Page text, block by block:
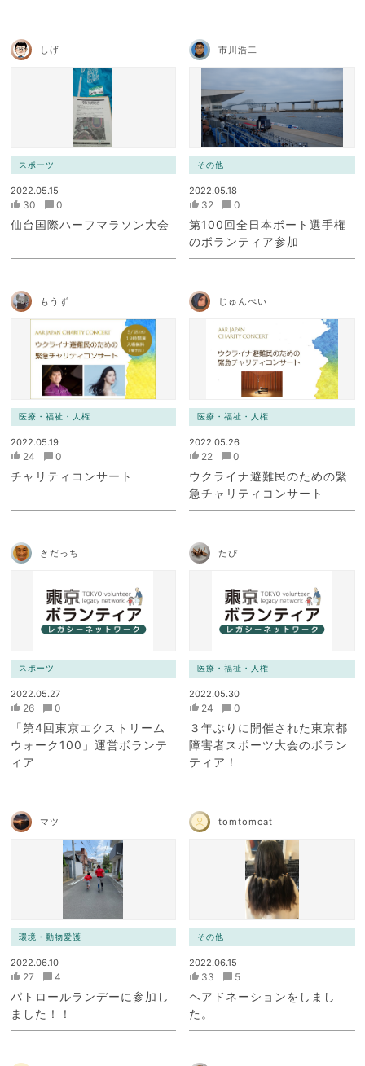
しげ
スポーツ
2022.05.15
30 0
仙台国際ハーフマラソン大会
市川浩二
その他
2022.05.18
32 0
第100回全日本ボート選手権
のボランティア参加
もうず
医療・福祉・人権
2022.05.19
24 0
チャリティコンサート
じゅんぺい
医療・福祉・人権
2022.05.26
22 0
ウクライナ避難民のための緊
急チャリティコンサート
きだっち
スポーツ
2022.05.27
26 0
「第4回東京エクストリーム
ウォーク100」運営ボランテ
ィア
たぴ
医療・福祉・人権
2022.05.30
24 0
３年ぶりに開催された東京都
障害者スポーツ大会のボラン
ティア！
マツ
環境・動物愛護
2022.06.10
27 4
パトロールランデーに参加し
ました！！
tomtomcat
その他
2022.06.15
33 5
ヘアドネーションをしまし
た。